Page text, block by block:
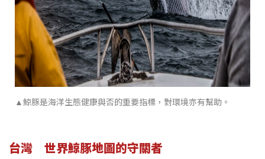
▲鯨豚是海洋生態健康與否的重要指標，對環境亦有幫助。
台灣 世界鯨豚地圖的守關者